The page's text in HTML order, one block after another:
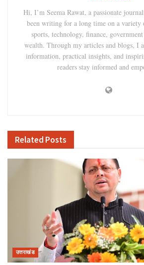
Hi, I’m Seema Rawat, a passionate
been writing for a long time on a
sports, technology, finance,
wealth. Through my articles and blogs, I
information, practical insights, and
readers stay informed and
Related Posts
उत्तराखंड